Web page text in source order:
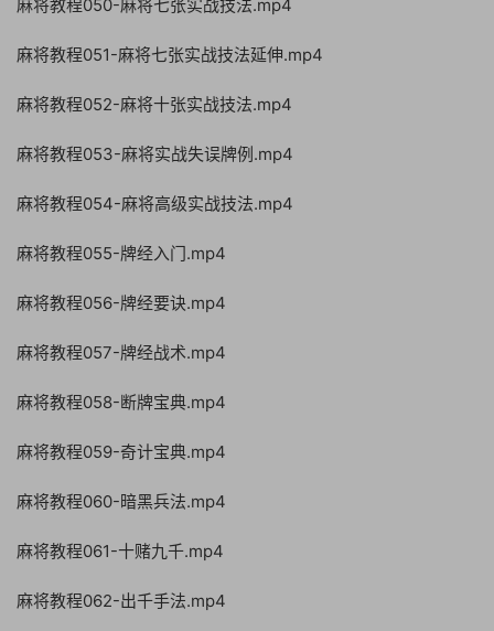
麻将教程050-麻将七张实战技法.mp4
麻将教程051-麻将七张实战技法延伸.mp4
麻将教程052-麻将十张实战技法.mp4
麻将教程053-麻将实战失误牌例.mp4
麻将教程054-麻将高级实战技法.mp4
麻将教程055-牌经入门.mp4
麻将教程056-牌经要诀.mp4
麻将教程057-牌经战术.mp4
麻将教程058-断牌宝典.mp4
麻将教程059-奇计宝典.mp4
麻将教程060-暗黑兵法.mp4
麻将教程061-十赌九千.mp4
麻将教程062-出千手法.mp4